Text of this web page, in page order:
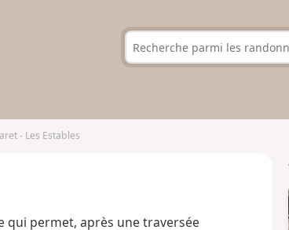
- Les Estables
qui permet, après une traversée